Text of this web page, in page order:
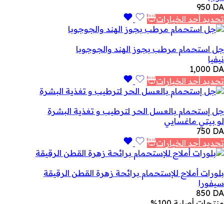
950 DA
تحديد أحد الخيارات
جل استحمام مرطب بجوز الهند والجوجوبا
نيفيا
1,000 DA
تحديد أحد الخيارات
جل إستحمام بالعسل الحر لترطيب و تغذية البشرة
لو بيتي ماغسايي
750 DA
تحديد أحد الخيارات
بلورات أملاح للإستحمام برائحة زهرة القطن الرقيقة
سيفورا
850 DA